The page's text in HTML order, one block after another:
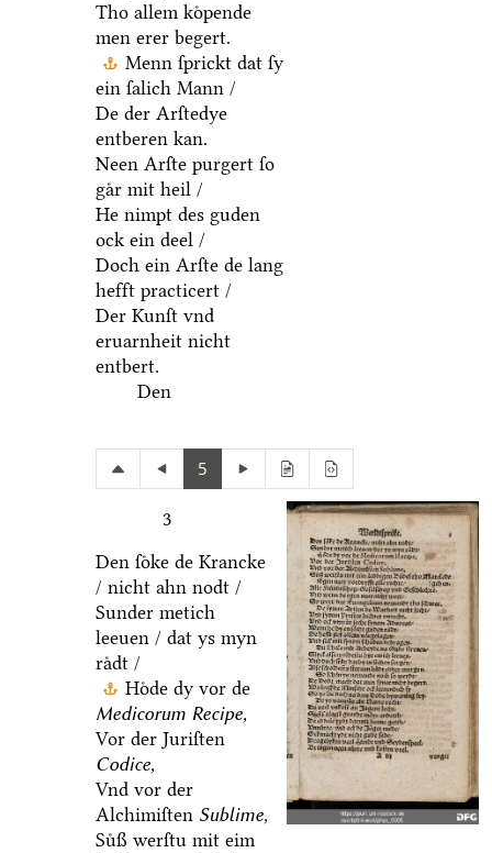
Tho allem koͤpende
men erer begert.
Menn ſprickt dat ſy
ein ſalich Mann /
De der Arſtedye
entberen kan.
Neen Arſte purgert ſo
gaͤr mit heil /
He nimpt des guden
ock ein deel /
Doch ein Arſte de lang
hefft practicert /
Der Kunſt vnd
eruarnheit nicht
entbert.
Den
5
3
Den ſoͤke de Krancke
/ nicht ahn nodt /
Sunder metich
leeuen / dat ys myn
raͤdt /
Hoͤde dy vor de
Medicorum Recipe,
Vor der Juriſten
Codice,
Vnd vor der
Alchimiſten Sublime,
Suͤß werſtu mit eim